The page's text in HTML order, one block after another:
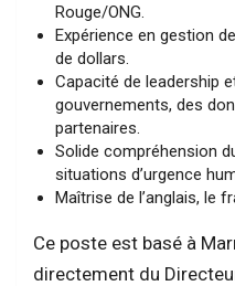
Rouge/ONG.
Expérience en gestion
de dollars.
Capacité de leadership
gouvernements, des
partenaires.
Solide compréhension
situations d’urgence
Maîtrise de l’anglais, le
Ce poste est basé à
directement du